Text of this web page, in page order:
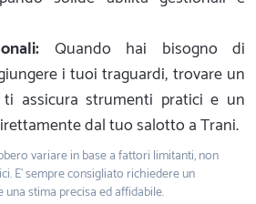
Quando hai bisogno di
i tuoi traguardi, trovare un
assicura strumenti pratici e un
dal tuo salotto a Trani.
variare in base a fattori limitanti, non
E' sempre consigliato richiedere un
stima precisa ed affidabile.